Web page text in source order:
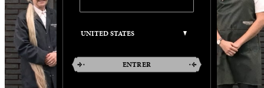
ENTRER